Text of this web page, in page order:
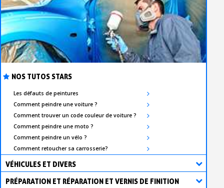
NOS TUTOS STARS
Les défauts de peintures
Comment peindre une voiture ?
Comment trouver un code couleur de voiture ?
Comment peindre une moto ?
Comment peindre un vélo ?
Comment retoucher sa carrosserie?
VÉHICULES ET DIVERS
PRÉPARATION ET RÉPARATION ET VERNIS DE FINITION